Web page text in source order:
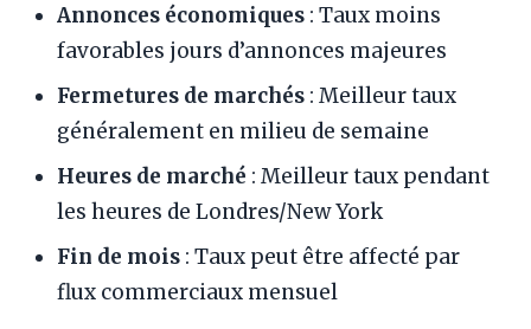
Annonces économiques : Taux moins
favorables jours d’annonces majeures
Fermetures de marchés : Meilleur taux
généralement en milieu de semaine
Heures de marché : Meilleur taux pendant
les heures de Londres/New York
Fin de mois : Taux peut être affecté par
flux commerciaux mensuel